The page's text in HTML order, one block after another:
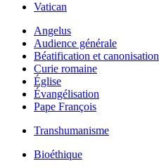
Vatican
Angelus
Audience générale
Béatification et canonisation
Curie romaine
Église
Évangélisation
Pape François
Transhumanisme
Bioéthique